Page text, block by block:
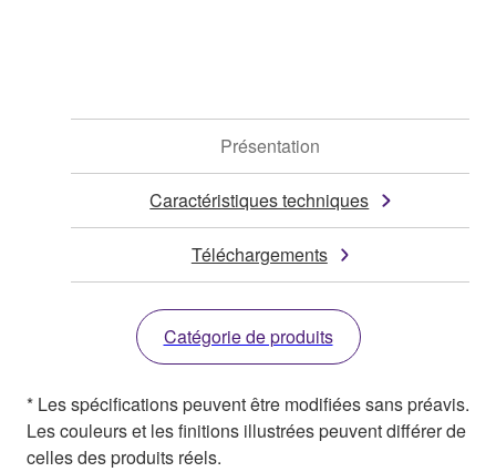
Présentation
Caractéristiques techniques
Téléchargements
Catégorie de produits
* Les spécifications peuvent être modifiées sans préavis.
Les couleurs et les finitions illustrées peuvent différer de
celles des produits réels.